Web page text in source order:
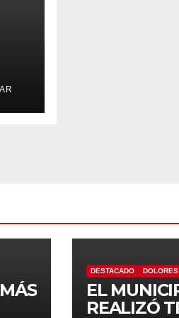
DESTACADO DOLORES
EL
REALIZÓ